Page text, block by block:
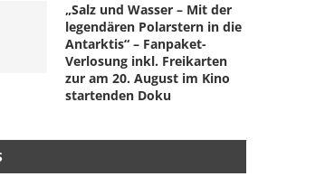
„Salz und Wasser – Mit der
legendären Polarstern in die
Antarktis“ – Fanpaket-
Verlosung inkl. Freikarten
zur am 20. August im Kino
startenden Doku